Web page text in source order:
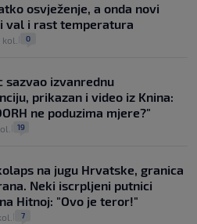
osvježenje, a onda novi
val i rast temperatura
kol. 0
sazvao izvanrednu
prikazan i video iz Knina:
ne poduzima mjere?"
19
na jugu Hrvatske, granica
Neki iscrpljeni putnici
Hitnoj: "Ovo je teror!"
7